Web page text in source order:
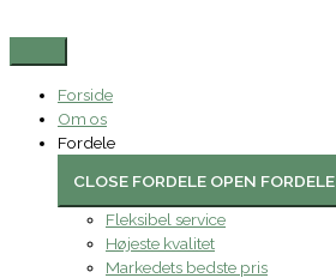
til
Forside
Om os
Fordele
CLOSE FORDELE OPEN FORDELE
Fleksibel service
Højeste kvalitet
Markedets bedste pris
...
QuickSafe